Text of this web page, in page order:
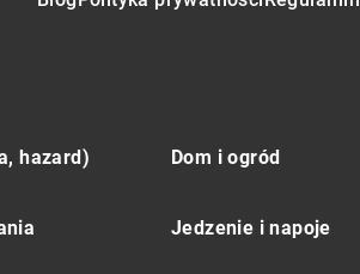
hazard) Dom i ogród
Jedzenie i napoje